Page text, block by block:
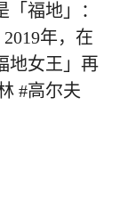
福地」：
年，在
地女王」再
#高尔夫